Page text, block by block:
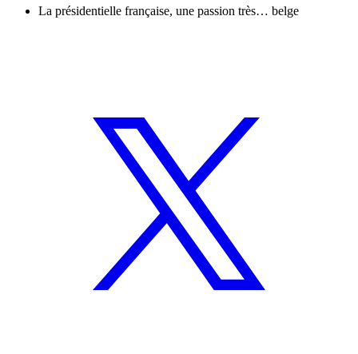
La présidentielle française, une passion très… belge